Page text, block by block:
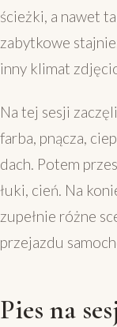
ścieżki, a nawet
zabytkowe
inny klimat
Na tej sesji
farba, pnącza,
dach. Potem
łuki, cień. Na
zupełnie różne
przejazdu
Pies na